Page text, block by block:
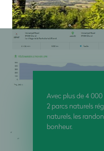
Avec plus de 4
2 parcs naturels
naturels, les
bonheur.